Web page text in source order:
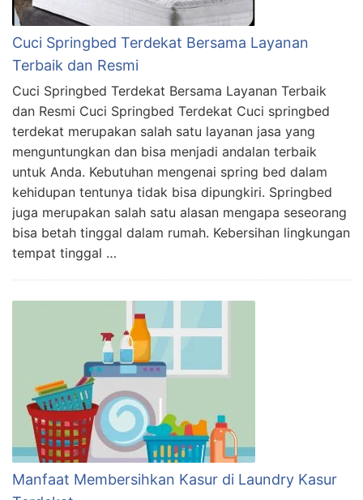
Cuci Springbed Terdekat Bersama Layanan
Terbaik dan Resmi
Cuci Springbed Terdekat Bersama Layanan Terbaik
dan Resmi Cuci Springbed Terdekat Cuci springbed
terdekat merupakan salah satu layanan jasa yang
menguntungkan dan bisa menjadi andalan terbaik
untuk Anda. Kebutuhan mengenai spring bed dalam
kehidupan tentunya tidak bisa dipungkiri. Springbed
juga merupakan salah satu alasan mengapa seseorang
bisa betah tinggal dalam rumah. Kebersihan lingkungan
tempat tinggal …
Manfaat Membersihkan Kasur di Laundry Kasur